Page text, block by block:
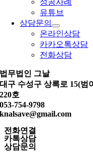
성공사례
유튜브
상담문의
온라인상담
카카오톡상담
전화상담
법무법인 그날
대구 수성구 상록로 15(범
220호
053-754-9798
knalsave@gmail.com
전화연결
카톡상담
상담문의